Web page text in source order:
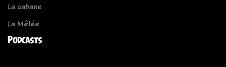
La cabane
La Mêlée
Podcasts